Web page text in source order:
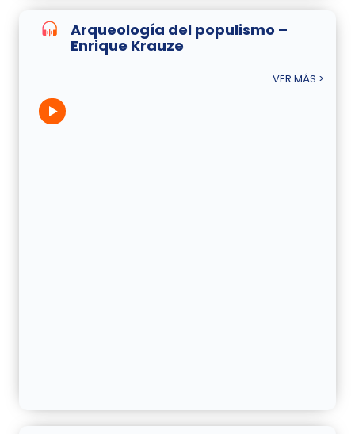
Arqueología del populismo –
Enrique Krauze
VER MÁS >